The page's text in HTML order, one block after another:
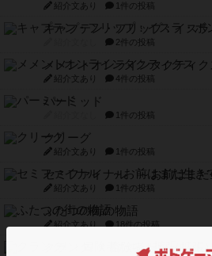
紹介文あり 1件の投稿
キャプテン・フリップ：イス
2件の投稿
メメントオンラインタクティク
紹介文あり 4件の投稿
パーミッド
1件の投稿
クリーグ
紹介文あり 1件の投稿
セミファイナル ～お前はまだ
紹介文あり 1件の投稿
ふたつの街の物語
紹介文あり 18件の投稿
クランク! ：冒険者たち（拡張